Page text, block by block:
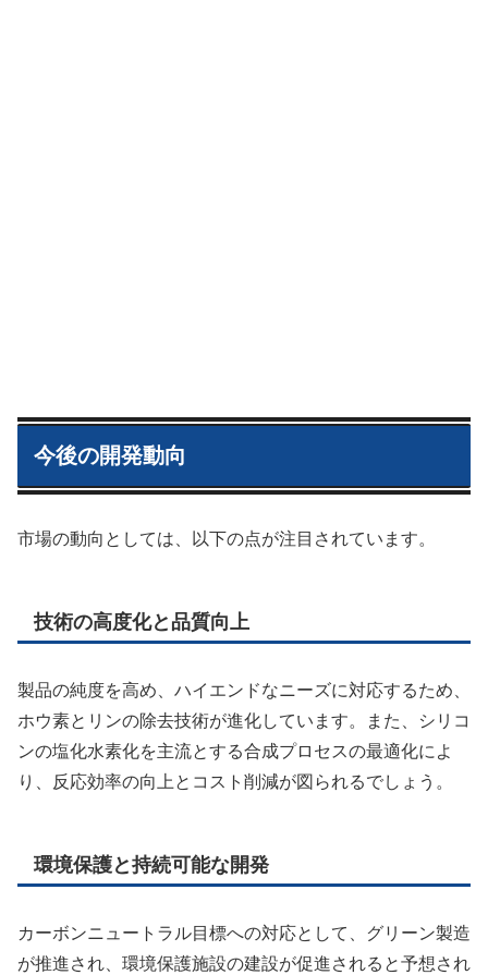
今後の開発動向
市場の動向としては、以下の点が注目されています。
技術の高度化と品質向上
製品の純度を高め、ハイエンドなニーズに対応するため、
ホウ素とリンの除去技術が進化しています。また、シリコ
ンの塩化水素化を主流とする合成プロセスの最適化によ
り、反応効率の向上とコスト削減が図られるでしょう。
環境保護と持続可能な開発
カーボンニュートラル目標への対応として、グリーン製造
が推進され、環境保護施設の建設が促進されると予想され